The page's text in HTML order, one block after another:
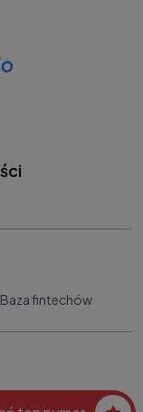
Baza fintechów